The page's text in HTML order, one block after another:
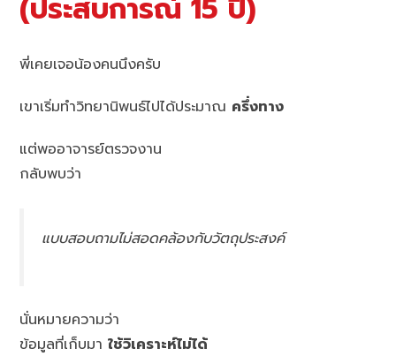
(ประสบการณ์ 15 ปี)
พี่เคยเจอน้องคนนึงครับ
เขาเริ่มทำวิทยานิพนธ์ไปได้ประมาณ ครึ่งทาง
แต่พออาจารย์ตรวจงาน
กลับพบว่า
แบบสอบถามไม่สอดคล้องกับวัตถุประสงค์
นั่นหมายความว่า
ข้อมูลที่เก็บมาใช้วิเคราะห์ไม่ได้